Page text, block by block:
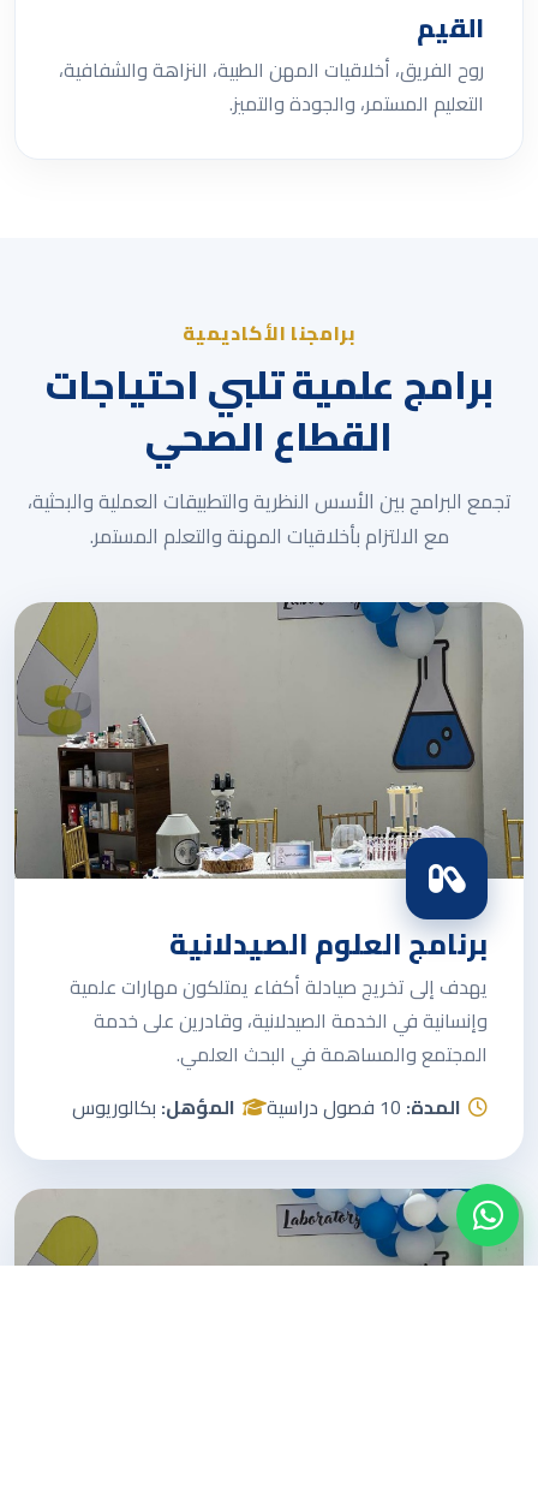
القيم
روح الفريق، أخلاقيات المهن الطبية، النزاهة والشفافية،
التعليم المستمر، والجودة والتميز.
برامجنا الأكاديمية
برامج علمية تلبي احتياجات
القطاع الصحي
تجمع البرامج بين الأسس النظرية والتطبيقات العملية والبحثية،
مع الالتزام بأخلاقيات المهنة والتعلم المستمر.
برنامج العلوم الصيدلانية
يهدف إلى تخريج صيادلة أكفاء يمتلكون مهارات علمية
وإنسانية في الخدمة الصيدلانية، وقادرين على خدمة
المجتمع والمساهمة في البحث العلمي.
المدة:10 فصول دراسية المؤهل:بكالوريوس